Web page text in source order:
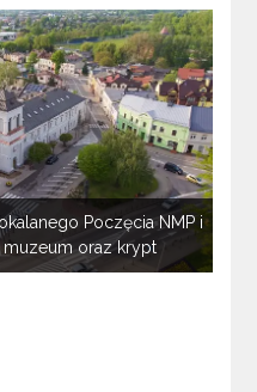
Poczęcia NMP i
oraz krypt